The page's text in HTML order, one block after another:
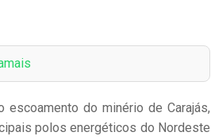
escoamento do minério de Carajás,
polos energéticos do Nordeste